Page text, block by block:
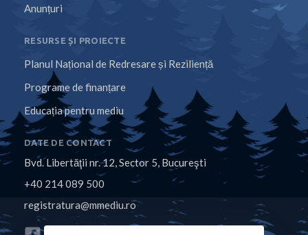
Anunțuri
RESURSE ȘI PROIECTE
Planul Național de Redresare și Reziliență
Programe de finanțare
Educația pentru mediu
DATE DE CONTACT
Bvd. Libertăţii nr. 12, Sector 5, Bucureşti
+40 214 089 500
registratura@mmediu.ro